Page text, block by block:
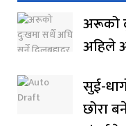
अरूको
अहिले
सुई-
छोरा